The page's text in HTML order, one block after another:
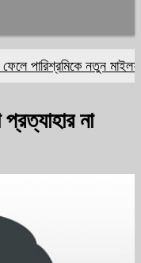
পারিশ্রমিকে নতুন মাইলফলক
না